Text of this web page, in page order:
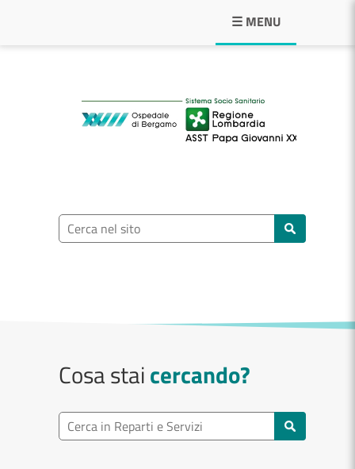
☰ MENU
ASST Papa
Ricerca nel sito
Cosa staicercando?
Ricerca reparto